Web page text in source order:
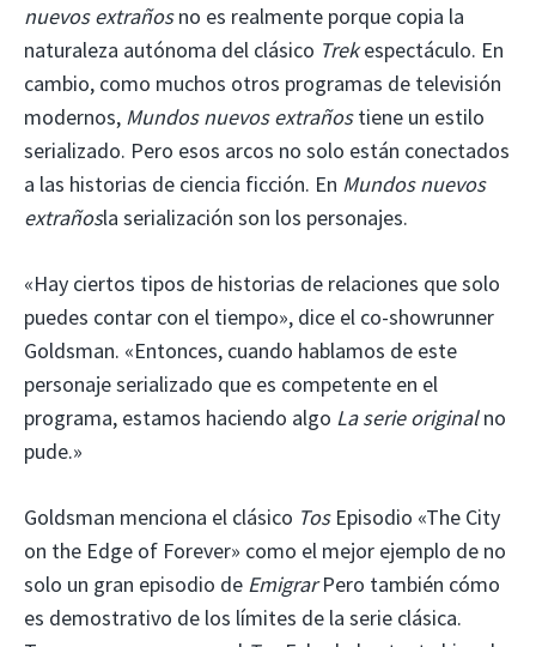
nuevos extrañosno es realmente porque copia la
naturaleza autónoma del clásico Trekespectáculo. En
cambio, como muchos otros programas de televisión
modernos, Mundos nuevos extrañostiene un estilo
serializado. Pero esos arcos no solo están conectados
a las historias de ciencia ficción. En Mundos nuevos
extrañosla serialización son los personajes.
«Hay ciertos tipos de historias de relaciones que solo
puedes contar con el tiempo», dice el co-showrunner
Goldsman. «Entonces, cuando hablamos de este
personaje serializado que es competente en el
programa, estamos haciendo algo La serie originalno
pude.»
Goldsman menciona el clásico TosEpisodio «The City
on the Edge of Forever» como el mejor ejemplo de no
solo un gran episodio de EmigrarPero también cómo
es demostrativo de los límites de la serie clásica.